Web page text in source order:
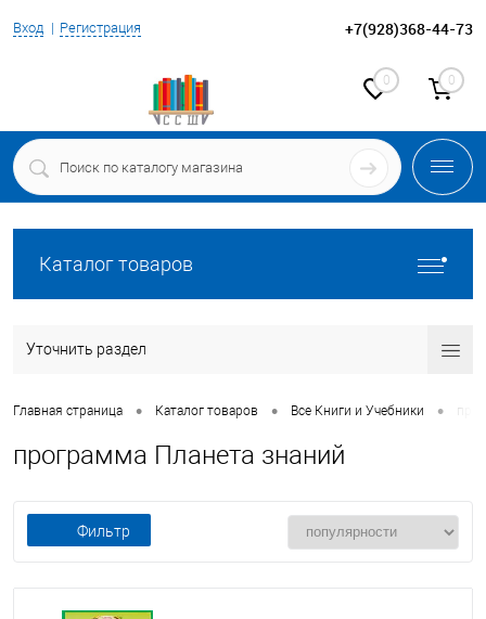
Вход Регистрация +7(928)368-44-73
0 0
Каталог товаров
Уточнить раздел
Главная страница • Каталог товаров • Все Книги и Учебники •
программа Планета знаний
Фильтр